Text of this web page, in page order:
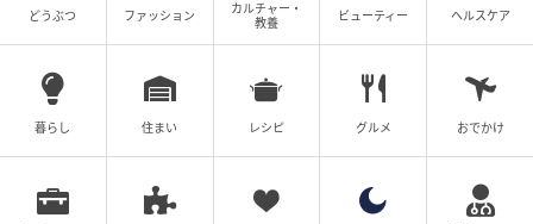
出典：リビング神戸・阪神間Web
どうぶつ ファッション
カルチャー・
教養
ビューティー ヘルスケア
暮らし 住まい レシピ グルメ おでかけ